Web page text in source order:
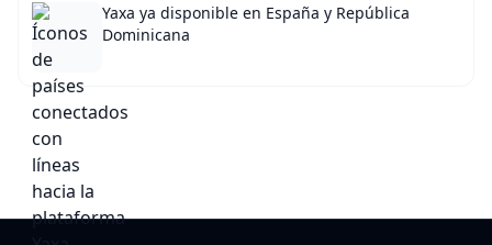
Yaxa ya disponible en España y República
Dominicana